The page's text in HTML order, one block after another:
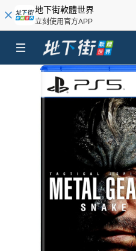
地下街軟體世界
立刻使用官方APP